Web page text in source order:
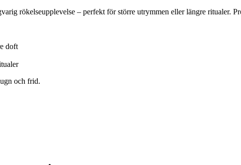
rökelseupplevelse – perfekt för större utrymmen eller längre ritualer.
doft
och frid.